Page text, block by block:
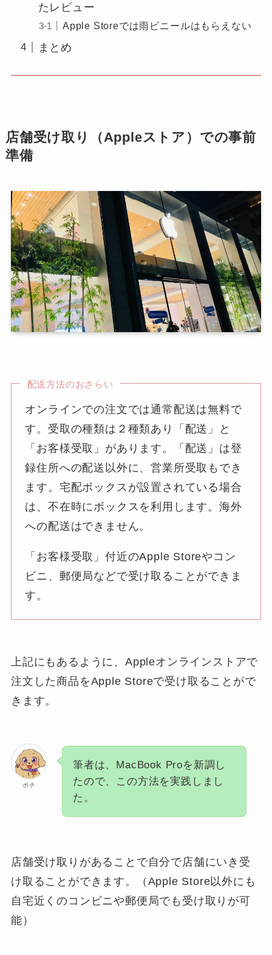
たレビュー
Apple Storeでは雨ビニールはもらえない
まとめ
店舗受け取り（Appleストア）での事前
準備
配送方法のおさらい
オンラインでの注文では通常配送は無料で
す。受取の種類は２種類あり「配送」と
「お客様受取」があります。「配送」は登
録住所への配送以外に、営業所受取もでき
ます。宅配ボックスが設置されている場合
は、不在時にボックスを利用します。海外
への配送はできません。
「お客様受取」付近のApple Storeやコン
ビニ、郵便局などで受け取ることができま
す。
上記にもあるように、Appleオンラインストアで
注文した商品をApple Storeで受け取ることがで
きます。
ポチ
筆者は、MacBook Proを新調し
たので、この方法を実践しまし
た。
店舗受け取りがあることで自分で店舗にいき受
け取ることができます。（Apple Store以外にも
自宅近くのコンビニや郵便局でも受け取りが可
能）